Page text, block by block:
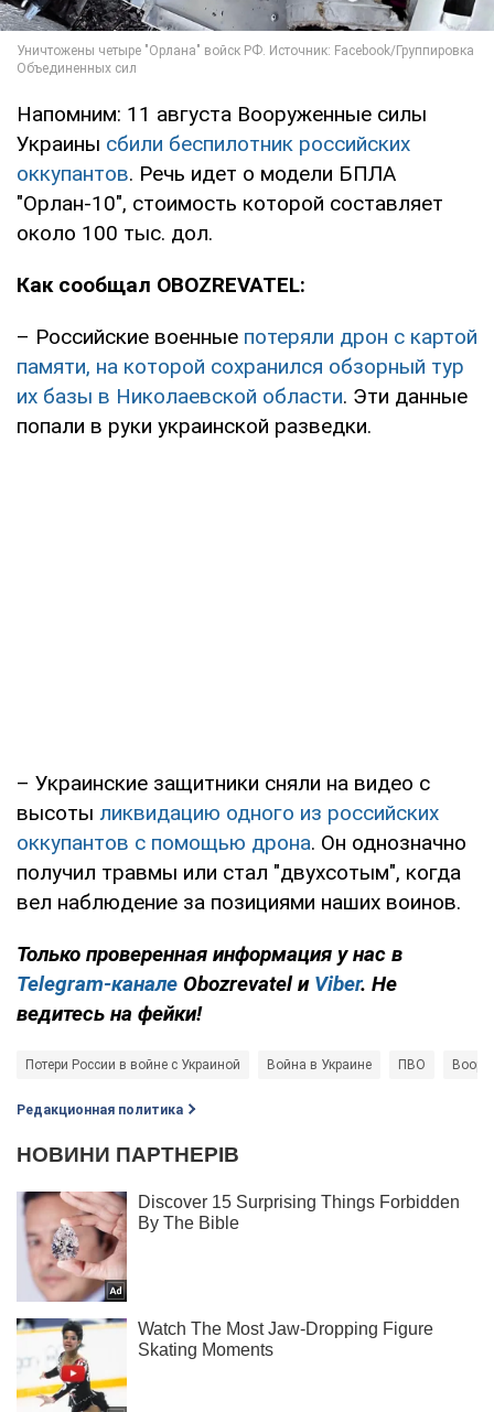
Напомним: 11 августа Вооруженные силы
Украины сбили беспилотник российских
оккупантов. Речь идет о модели БПЛА
"Орлан-10", стоимость которой составляет
около 100 тыс. дол.
Как сообщал OBOZREVATEL:
– Российские военные потеряли дрон с картой
памяти, на которой сохранился обзорный тур
их базы в Николаевской области. Эти данные
попали в руки украинской разведки.
– Украинские защитники сняли на видео с
высоты ликвидацию одного из российских
оккупантов с помощью дрона. Он однозначно
получил травмы или стал "двухсотым", когда
вел наблюдение за позициями наших воинов.
Только проверенная информация у нас в
Telegram-канале Obozrevatel и Viber. Не
ведитесь на фейки!
Потери России в войне с Украиной Война в Украине ПВО
Редакционная политика